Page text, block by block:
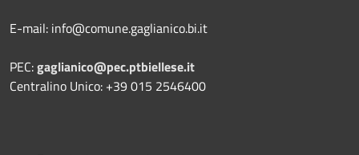
E-mail: info@comune.gaglianico.bi.it
PEC:gaglianico@pec.ptbiellese.it
Centralino Unico: +39 015 2546400